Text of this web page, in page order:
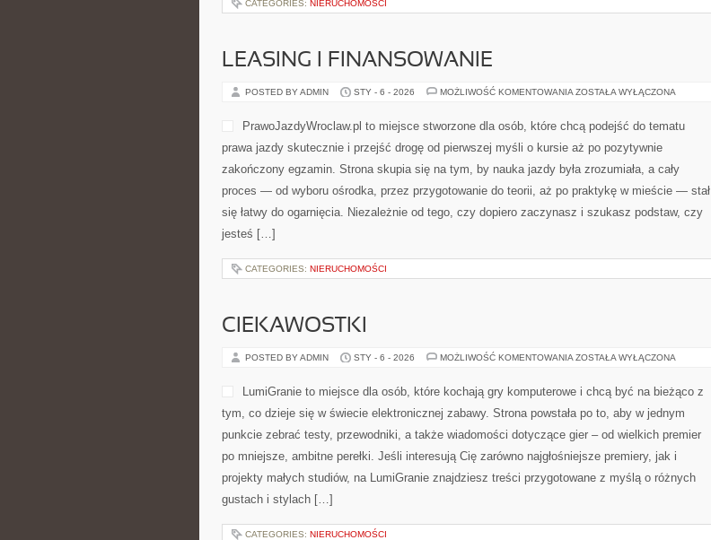
CATEGORIES: NIERUCHOMOŚCI
LEASING I FINANSOWANIE
POSTED BY ADMIN STY - 6 - 2026 MOŻLIWOŚĆ KOMENTOWANIA LEASING
ZOSTAŁA WYŁĄCZONA
PrawoJazdyWroclaw.pl to miejsce stworzone dla osób, które chcą podejść do tematu
prawa jazdy skutecznie i przejść drogę od pierwszej myśli o kursie aż po pozytywnie
zakończony egzamin. Strona skupia się na tym, by nauka jazdy była zrozumiała, a cały
proces — od wyboru ośrodka, przez przygotowanie do teorii, aż po praktykę w mieście — stał
się łatwy do ogarnięcia. Niezależnie od tego, czy dopiero zaczynasz i szukasz podstaw, czy
jesteś […]
CATEGORIES: NIERUCHOMOŚCI
CIEKAWOSTKI
POSTED BY ADMIN STY - 6 - 2026 MOŻLIWOŚĆ KOMENTOWANIA CIEKAWOSTKI
ZOSTAŁA WYŁĄCZONA
LumiGranie to miejsce dla osób, które kochają gry komputerowe i chcą być na bieżąco z
tym, co dzieje się w świecie elektronicznej zabawy. Strona powstała po to, aby w jednym
punkcie zebrać testy, przewodniki, a także wiadomości dotyczące gier – od wielkich premier
po mniejsze, ambitne perełki. Jeśli interesują Cię zarówno najgłośniejsze premiery, jak i
projekty małych studiów, na LumiGranie znajdziesz treści przygotowane z myślą o różnych
gustach i stylach […]
CATEGORIES: NIERUCHOMOŚCI